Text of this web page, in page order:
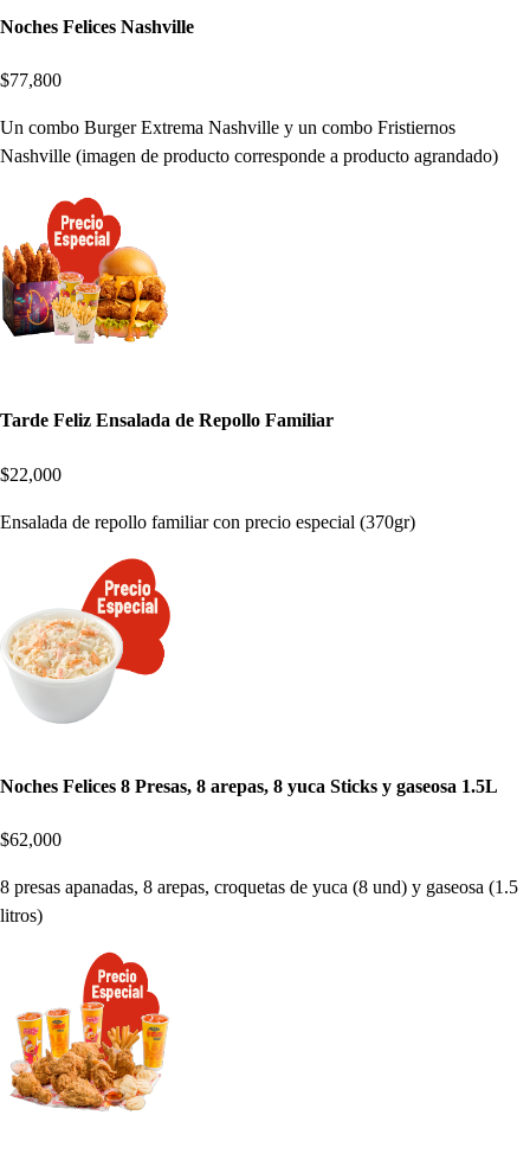
Noches Felices Nashville
$77,800
Un combo Burger Extrema Nashville y un combo Fristiernos
Nashville (imagen de producto corresponde a producto agrandado)
Tarde Feliz Ensalada de Repollo Familiar
$22,000
Ensalada de repollo familiar con precio especial (370gr)
Noches Felices 8 Presas, 8 arepas, 8 yuca Sticks y gaseosa 1.5L
$62,000
8 presas apanadas, 8 arepas, croquetas de yuca (8 und) y gaseosa (1.5
litros)